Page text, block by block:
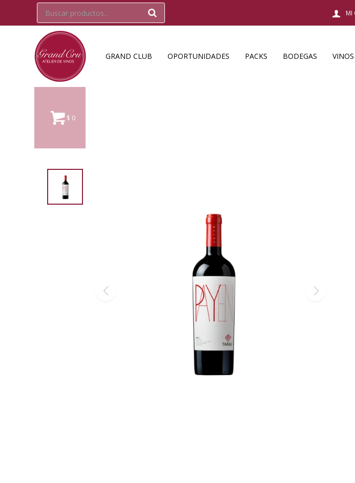
GRAND CLUB OPORTUNIDADES PACKS BODEGAS VINOS
$ 0